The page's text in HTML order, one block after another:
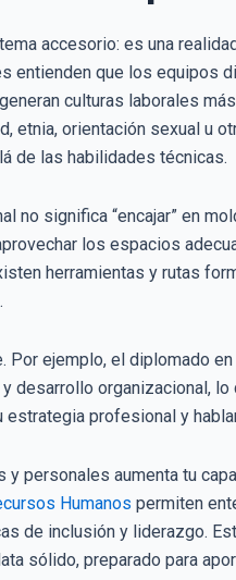
accesorio: es una
entienden que los equipos
culturas laborales
etnia, orientación sexual u
de las habilidades técnicas.
no significa “encajar” en
los espacios
herramientas y rutas
Por ejemplo, el diplomado en
organizacional,
profesional y
personales aumenta tu
Humanos permiten
de inclusión y liderazgo.
sólido, preparado para